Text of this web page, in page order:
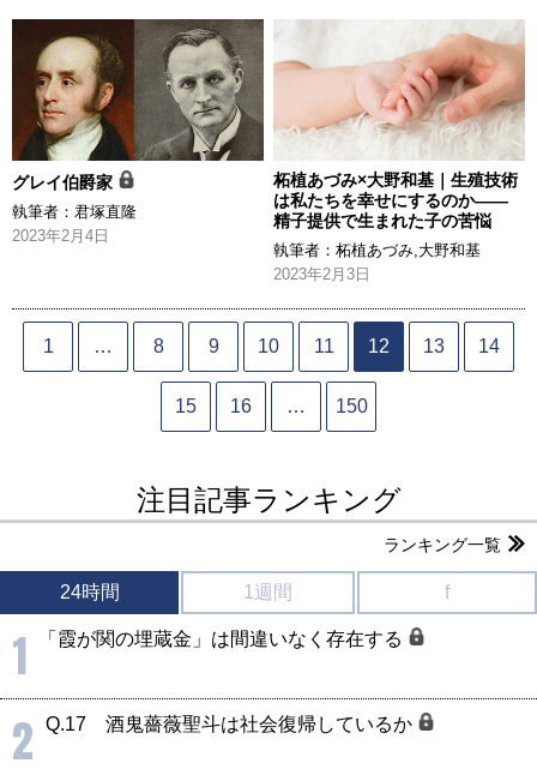
グレイ伯爵家
執筆者： 君塚直隆
2023年2月4日
柘植あづみ×大野和基｜生殖技術
は私たちを幸せにするのか――
精子提供で生まれた子の苦悩
執筆者：柘植あづみ,大野和基
2023年2月3日
1 … 8 9 10 11 12 13 14
15 16 … 150
注目記事ランキング
ランキング一覧
24時間 1週間 f
1 「霞が関の埋蔵金」は間違いなく存在する
2 Q.17 酒鬼薔薇聖斗は社会復帰しているか